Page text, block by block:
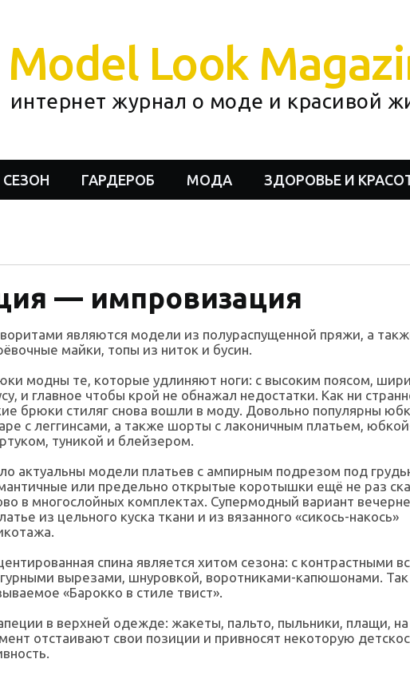
Model Look
интернет журнал о моде и красивой
СЕЗОН ГАРДЕРОБ МОДА ЗДОРОВЬЕ И
— импровизация
являются модели из полураспущенной пряжи, а
майки, топы из ниток и бусин.
модны те, которые удлиняют ноги: с высоким поясом,
и главное чтобы крой не обнажал недостатки. Как ни
брюки стиляг снова вошли в моду. Довольно популярны
с леггинсами, а также шорты с лаконичным платьем,
туникой и блейзером.
актуальны модели платьев с ампирным подрезом под
или предельно открытые коротышки ещё не раз
в многослойных комплектах. Супермодный вариант
из цельного куска ткани и из вязанного «сикось-накось»
спина является хитом сезона: с контрастными
вырезами, шнуровкой, воротниками-капюшонами. Так
«Барокко в стиле твист».
в верхней одежде: жакеты, пальто, пыльники, плащи,
отстаивают свои позиции и привносят некоторую